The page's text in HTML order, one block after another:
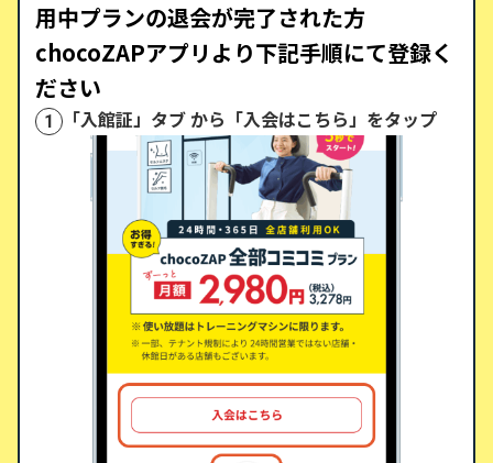
用中プランの退会が完了された方
chocoZAPアプリより下記手順にて登録く
ださい
1 「入館証」タブ から「入会はこちら」をタップ